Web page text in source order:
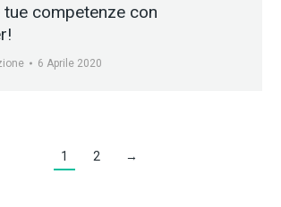
competenze con
6 Aprile 2020
1 2 →